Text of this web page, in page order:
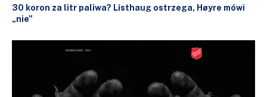
30 koron za litr paliwa? Listhaug ostrzega, Høyre mówi
„nie”